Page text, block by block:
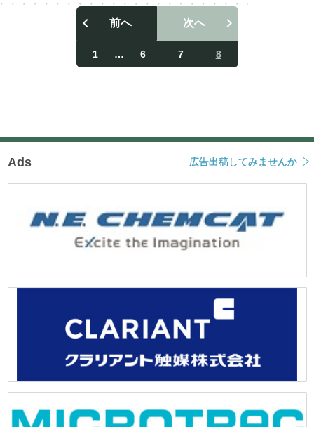
投
ビ
前へ
1 … 6 7 8
次へ
Ads 広告出稿してみませんか